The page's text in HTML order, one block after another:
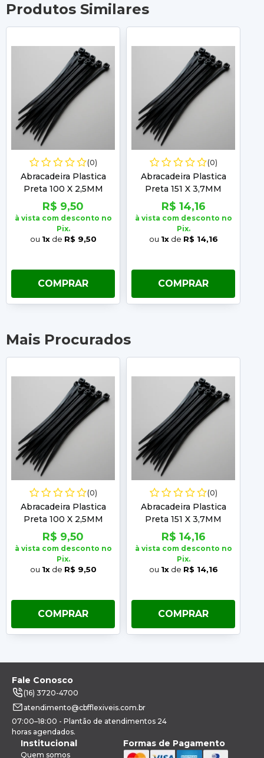
Produtos Similares
(0)
Abracadeira Plastica
Preta 100 X 2,5MM
Embalagem com 100
Unidades Frontec
R$ 9,50
à vista com desconto no
Pix.
ou 1xde R$ 9,50
COMPRAR
(0)
Abracadeira Plastica
Preta 151 X 3,7MM
Embalagem com 100
Unidades Frontec
R$ 14,16
à vista com desconto no
Pix.
ou 1xde R$ 14,16
COMPRAR
Mais Procurados
(0)
Abracadeira Plastica
Preta 100 X 2,5MM
Embalagem com 100
Unidades Frontec
R$ 9,50
à vista com desconto no
Pix.
ou 1xde R$ 9,50
COMPRAR
(0)
Abracadeira Plastica
Preta 151 X 3,7MM
Embalagem com 100
Unidades Frontec
R$ 14,16
à vista com desconto no
Pix.
ou 1xde R$ 14,16
COMPRAR
Fale Conosco
(16) 3720-4700
atendimento@cbfflexiveis.com.br
07:00–18:00 - Plantão de atendimentos 24
horas agendados.
Institucional
Quem somos
Formas de Pagamento